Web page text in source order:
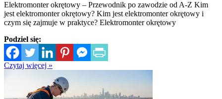
Elektromonter okrętowy – Przewodnik po zawodzie od A-Z Kim
jest elektromonter okrętowy? Kim jest elektromonter okrętowy i
czym się zajmuje w praktyce? Elektromonter okrętowy
Podziel się:
Czytaj więcej »